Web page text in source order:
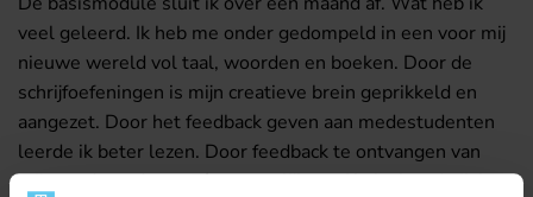
veel geleerd. Ik heb me onder gedompeld in een voor mij
nieuwe wereld vol taal, woorden en boeken. Door de
schrijfoefeningen is mijn creatieve brein geprikkeld en
aangezet. Door het feedback geven aan medestudenten
leerde ik beter lezen. Door feedback te ontvangen van
mijn medestudenten én natuurlijk van Kathy leerde ik het